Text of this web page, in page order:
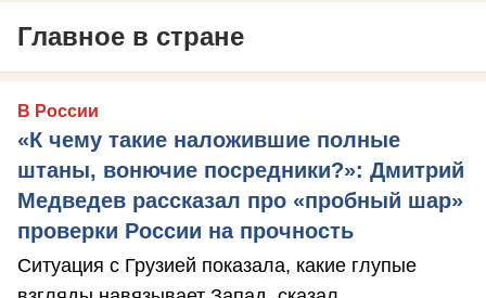
Главное в стране
В России
«К чему такие наложившие полные
штаны, вонючие посредники?»: Дмитрий
Медведев рассказал про «пробный шар»
проверки России на прочность
Ситуация с Грузией показала, какие глупые